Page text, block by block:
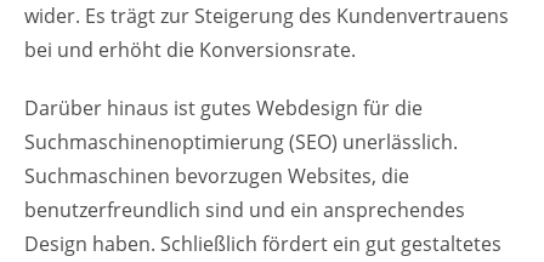
wider. Es trägt zur Steigerung des Kundenvertrauens
bei und erhöht die Konversionsrate.
Darüber hinaus ist gutes Webdesign für die
Suchmaschinenoptimierung (SEO) unerlässlich.
Suchmaschinen bevorzugen Websites, die
benutzerfreundlich sind und ein ansprechendes
Design haben. Schließlich fördert ein gut gestaltetes